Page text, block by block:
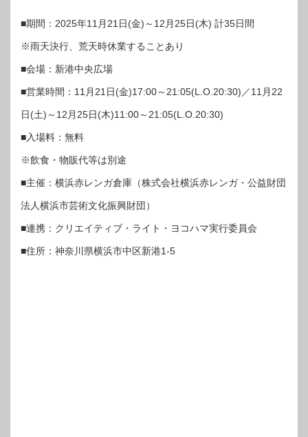
■期間：2025年11月21日(金)～12月25日(木) 計35日間
※雨天決行、荒天時休業することあり
■会場：新港中央広場
■営業時間：11月21日(金)17:00～21:05(L.O.20:30)／11月22
日(土)～12月25日(木)11:00～21:05(L.O.20:30)
■入場料：無料
※飲食・物販代等は別途
■主催：横浜赤レンガ倉庫（株式会社横浜赤レンガ・公益財団
法人横浜市芸術文化振興財団）
■連携：クリエイティブ・ライト・ヨコハマ実行委員会
■住所：神奈川県横浜市中区新港1-5